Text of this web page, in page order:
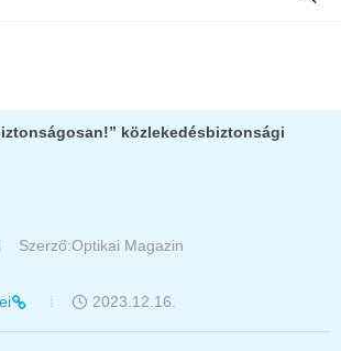
közlekedésbiztonsági
Szerző:Optikai Magazin
2023.12.16.